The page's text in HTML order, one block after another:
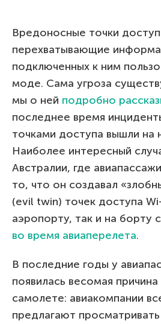
Вредоносные точки
перехватывающие
подключенных к ним
моде. Сама угроза
мы о ней подробно
последнее время
точками доступа вышли на
Наиболее интересный
Австралии, где
то, что он создавал
(evil twin) точек доступа
аэропорту, так и на борту
во время авиаперелета.
В последние годы у
появилась весомая
самолете: авиакомпании
предлагают